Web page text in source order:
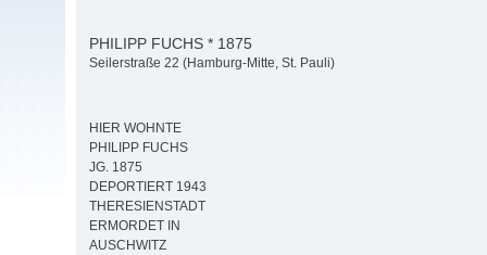
PHILIPP FUCHS * 1875
Seilerstraße 22 (Hamburg-Mitte, St. Pauli)
HIER WOHNTE
PHILIPP FUCHS
JG. 1875
DEPORTIERT 1943
THERESIENSTADT
ERMORDET IN
AUSCHWITZ